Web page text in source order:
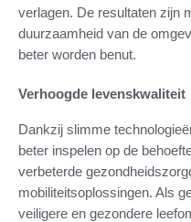
verlagen. De resultaten zijn
duurzaamheid van de
beter worden benut.
Verhoogde levenskwaliteit
Dankzij slimme
beter inspelen op de
verbeterde
mobiliteitsoplossingen. Als
veiligere en gezondere